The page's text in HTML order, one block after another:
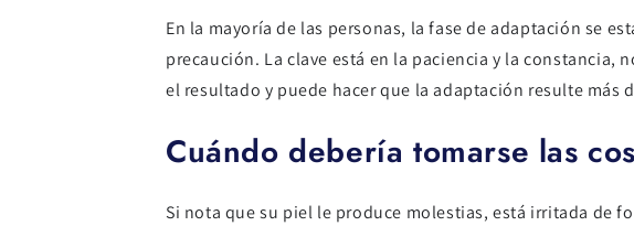
En la mayoría de las personas, la fase de adaptación se
precaución. La clave está en la paciencia y la
el resultado y puede hacer que la adaptación resulte más
Cuándo debería tomarse las
Si nota que su piel le produce molestias, está irritada de